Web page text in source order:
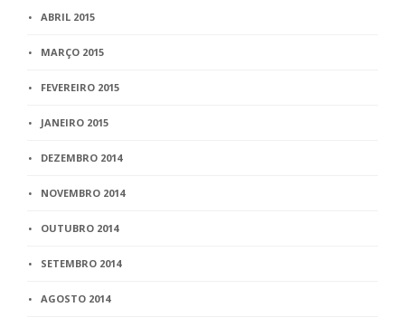
ABRIL 2015
MARÇO 2015
FEVEREIRO 2015
JANEIRO 2015
DEZEMBRO 2014
NOVEMBRO 2014
OUTUBRO 2014
SETEMBRO 2014
AGOSTO 2014